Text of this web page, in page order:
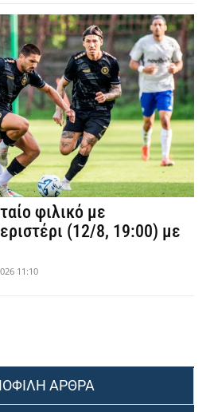
φιλικό με
(12/8, 19:00) με
11:10
ΑΡΘΡΑ